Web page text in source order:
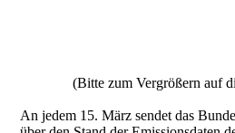
(Bitte zum Vergrößern auf
An jedem 15. März sendet das